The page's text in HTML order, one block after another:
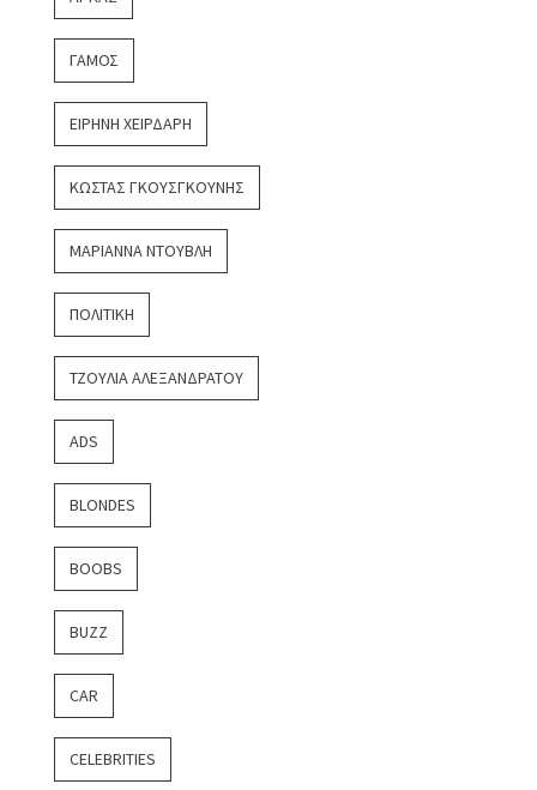
ΓΆΜΟΣ
ΕΙΡΉΝΗ ΧΕΙΡΔΆΡΗ
ΚΏΣΤΑΣ ΓΚΟΥΣΓΚΟΎΝΗΣ
ΜΑΡΙΆΝΝΑ ΝΤΟΎΒΛΗ
ΠΟΛΙΤΙΚΉ
ΤΖΟΎΛΙΑ ΑΛΕΞΑΝΔΡΆΤΟΥ
ADS
BLONDES
BOOBS
BUZZ
CAR
CELEBRITIES